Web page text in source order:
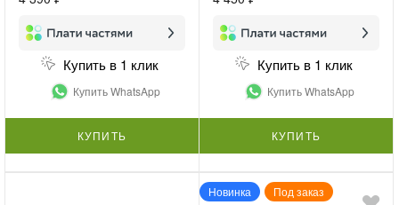
Купить в 1 клик
Купить WhatsApp
КУПИТЬ
Купить в 1 клик
Купить WhatsApp
КУПИТЬ
Новинка Под заказ